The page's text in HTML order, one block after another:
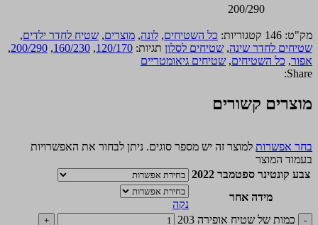
200/290
מק"ט: 146 קטגוריות: כל השטיחים, לונה, מוצרים, שטיח לחדר ילדים,
שטיחים לחדר שינה, שטיחים לסלון תגיות: 120/170
,
160/230
,
200/290
,
אפור, כל השטיחים, שטיחים גיאומטריים
Share:
מוצרים קשורים
בחר אפשרות למוצר זה יש מספר סוגים. ניתן לבחור את האפשרויות
בעמוד המוצר
צבע קונטינר ספטמבר 2022
מידה אחר
נקה
כמות של שטיח אופירה 203